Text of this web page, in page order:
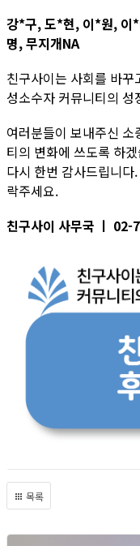
강*구, 도*현, 이*원, 이
명, 무지개NA
친구사이는 사회를 바꾸
성소수자 커뮤니티의 성
여러분들이 보내주신
티의 변화에 쓰도록 하
다시 한번 감사드립니
락주세요.
친구사이 사무국 ㅣ
목록